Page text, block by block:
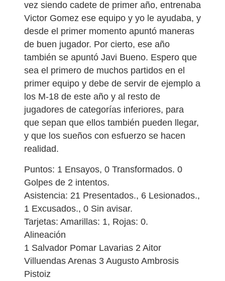
vez siendo cadete de primer año, entrenaba
Victor Gomez ese equipo y yo le ayudaba, y
desde el primer momento apuntó maneras
de buen jugador. Por cierto, ese año
también se apuntó Javi Bueno. Espero que
sea el primero de muchos partidos en el
primer equipo y debe de servir de ejemplo a
los M-18 de este año y al resto de
jugadores de categorías inferiores, para
que sepan que ellos también pueden llegar,
y que los sueños con esfuerzo se hacen
realidad.
Puntos: 1 Ensayos, 0 Transformados. 0
Golpes de 2 intentos.
Asistencia: 21 Presentados., 6 Lesionados.,
1 Excusados., 0 Sin avisar.
Tarjetas: Amarillas: 1, Rojas: 0.
Alineación
1 Salvador Pomar Lavarias 2 Aitor
Villuendas Arenas 3 Augusto Ambrosis
Pistoiz